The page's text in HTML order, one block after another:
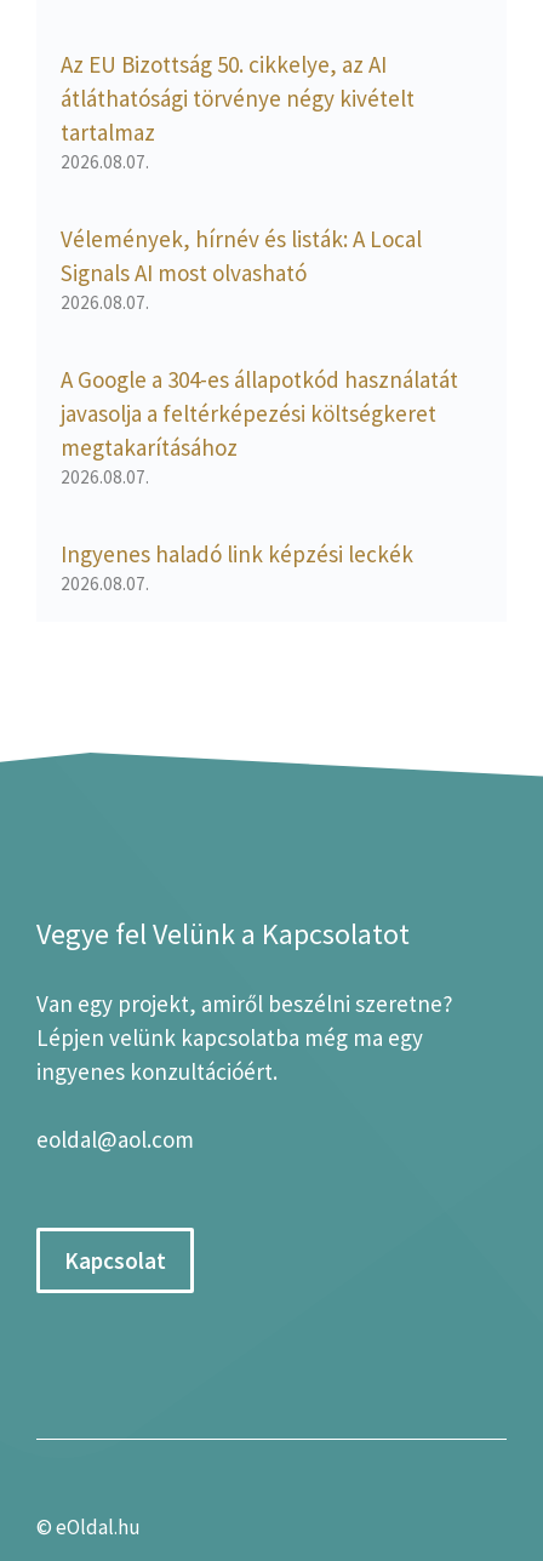
Az EU Bizottság 50. cikkelye, az AI
átláthatósági törvénye négy kivételt
tartalmaz
2026.08.07.
Vélemények, hírnév és listák: A Local
Signals AI most olvasható
2026.08.07.
A Google a 304-es állapotkód használatát
javasolja a feltérképezési költségkeret
megtakarításához
2026.08.07.
Ingyenes haladó link képzési leckék
2026.08.07.
Vegye fel Velünk a Kapcsolatot
Van egy projekt, amiről beszélni szeretne?
Lépjen velünk kapcsolatba még ma egy
ingyenes konzultációért.
eoldal@aol.com
Kapcsolat
©eOldal.hu